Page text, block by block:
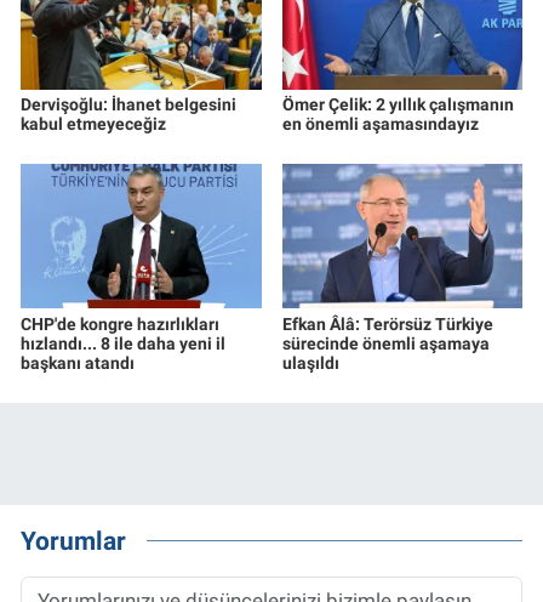
Dervişoğlu: İhanet belgesini
kabul etmeyeceğiz
Ömer Çelik: 2 yıllık çalışmanın
en önemli aşamasındayız
CHP'de kongre hazırlıkları
hızlandı... 8 ile daha yeni il
başkanı atandı
Efkan Âlâ: Terörsüz Türkiye
sürecinde önemli aşamaya
ulaşıldı
Yorumlar